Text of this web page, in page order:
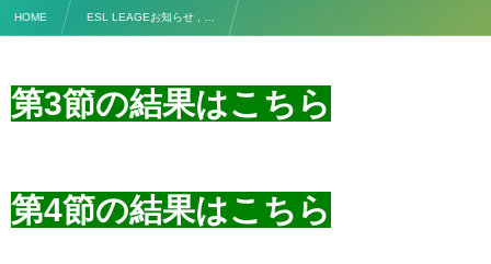
HOME ESL LEAGEお知らせ , …
第3節の結果はこちら
第4節の結果はこちら